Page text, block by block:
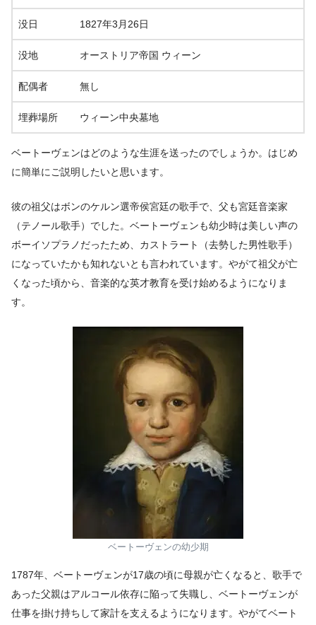
没日 1827年3月26日
没地 オーストリア帝国 ウィーン
配偶者 無し
埋葬場所 ウィーン中央墓地
ベートーヴェンはどのような生涯を送ったのでしょうか。はじめ
に簡単にご説明したいと思います。
彼の祖父はボンのケルン選帝侯宮廷の歌手で、父も宮廷音楽家
（テノール歌手）でした。ベートーヴェンも幼少時は美しい声の
ボーイソプラノだったため、カストラート（去勢した男性歌手）
になっていたかも知れないとも言われています。やがて祖父が亡
くなった頃から、音楽的な英才教育を受け始めるようになりま
す。
ベートーヴェンの幼少期
1787年、ベートーヴェンが17歳の頃に母親が亡くなると、歌手で
あった父親はアルコール依存に陥って失職し、ベートーヴェンが
仕事を掛け持ちして家計を支えるようになります。やがてベート